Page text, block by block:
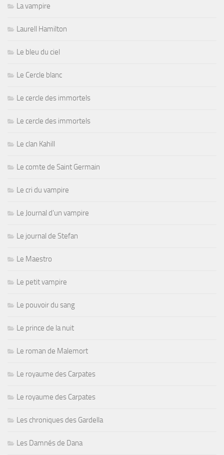
La vampire
Laurell Hamilton
Le bleu du ciel
Le Cercle blanc
Le cercle des immortels
Le cercle des immortels
Le clan Kahill
Le comte de Saint Germain
Le cri du vampire
Le Journal d'un vampire
Le journal de Stefan
Le Maestro
Le petit vampire
Le pouvoir du sang
Le prince de la nuit
Le roman de Malemort
Le royaume des Carpates
Le royaume des Carpates
Les chroniques des Gardella
Les Damnés de Dana